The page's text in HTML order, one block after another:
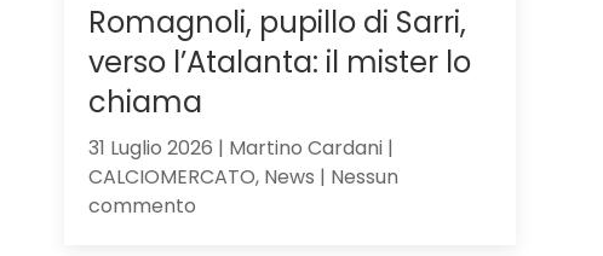
Romagnoli, pupillo di Sarri,
verso l’Atalanta: il mister lo
chiama
31 Luglio 2026 | Martino Cardani |
CALCIOMERCATO, News | Nessun
commentosu